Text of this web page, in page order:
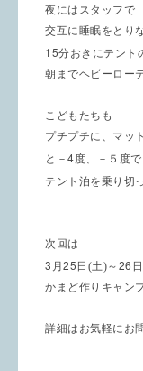
夜にはスタッフで
交互に睡眠をとり
15分おきにテント
朝までヘビーロー
こどもたちも
プチプチに、マッ
と－ 4度、－５度
テント泊を乗り切
次回は
3 月 25 日(土)～ 26
かまど作りキャン
詳細はお気軽にお